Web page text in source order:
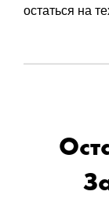
остаться на